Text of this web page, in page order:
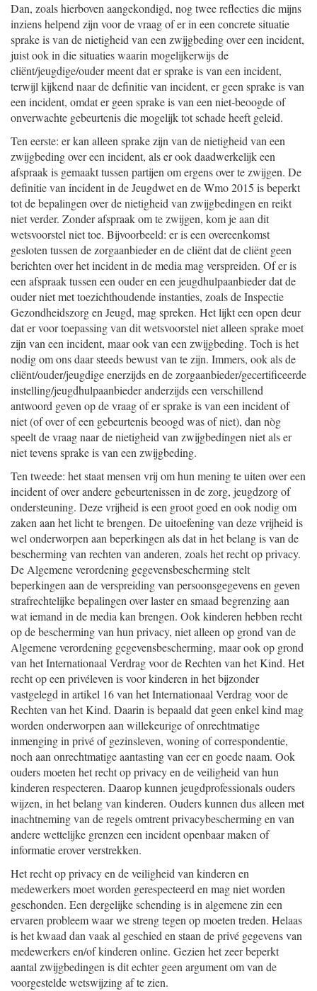
Dan, zoals hierboven aangekondigd, nog twee reflecties die mijns
inziens helpend zijn voor de vraag of er in een concrete situatie
sprake is van de nietigheid van een zwijgbeding over een incident,
juist ook in die situaties waarin mogelijkerwijs de
cliënt/jeugdige/ouder meent dat er sprake is van een incident,
terwijl kijkend naar de definitie van incident, er geen sprake is van
een incident, omdat er geen sprake is van een niet-beoogde of
onverwachte gebeurtenis die mogelijk tot schade heeft geleid.
Ten eerste: er kan alleen sprake zijn van de nietigheid van een
zwijgbeding over een incident, als er ook daadwerkelijk een
afspraak is gemaakt tussen partijen om ergens over te zwijgen. De
definitie van incident in de Jeugdwet en de Wmo 2015 is beperkt
tot de bepalingen over de nietigheid van zwijgbedingen en reikt
niet verder. Zonder afspraak om te zwijgen, kom je aan dit
wetsvoorstel niet toe. Bijvoorbeeld: er is een overeenkomst
gesloten tussen de zorgaanbieder en de cliënt dat de cliënt geen
berichten over het incident in de media mag verspreiden. Of er is
een afspraak tussen een ouder en een jeugdhulpaanbieder dat de
ouder niet met toezichthoudende instanties, zoals de Inspectie
Gezondheidszorg en Jeugd, mag spreken. Het lijkt een open deur
dat er voor toepassing van dit wetsvoorstel niet alleen sprake moet
zijn van een incident, maar ook van een zwijgbeding. Toch is het
nodig om ons daar steeds bewust van te zijn. Immers, ook als de
cliënt/ouder/jeugdige enerzijds en de zorgaanbieder/gecertificeerde
instelling/jeugdhulpaanbieder anderzijds een verschillend
antwoord geven op de vraag of er sprake is van een incident of
niet (of over of een gebeurtenis beoogd was of niet), dan nòg
speelt de vraag naar de nietigheid van zwijgbedingen niet als er
niet tevens sprake is van een zwijgbeding.
Ten tweede: het staat mensen vrij om hun mening te uiten over een
incident of over andere gebeurtenissen in de zorg, jeugdzorg of
ondersteuning. Deze vrijheid is een groot goed en ook nodig om
zaken aan het licht te brengen. De uitoefening van deze vrijheid is
wel onderworpen aan beperkingen als dat in het belang is van de
bescherming van rechten van anderen, zoals het recht op privacy.
De Algemene verordening gegevensbescherming stelt
beperkingen aan de verspreiding van persoonsgegevens en geven
strafrechtelijke bepalingen over laster en smaad begrenzing aan
wat iemand in de media kan brengen. Ook kinderen hebben recht
op de bescherming van hun privacy, niet alleen op grond van de
Algemene verordening gegevensbescherming, maar ook op grond
van het Internationaal Verdrag voor de Rechten van het Kind. Het
recht op een privéleven is voor kinderen in het bijzonder
vastgelegd in artikel 16 van het Internationaal Verdrag voor de
Rechten van het Kind. Daarin is bepaald dat geen enkel kind mag
worden onderworpen aan willekeurige of onrechtmatige
inmenging in privé of gezinsleven, woning of correspondentie,
noch aan onrechtmatige aantasting van eer en goede naam. Ook
ouders moeten het recht op privacy en de veiligheid van hun
kinderen respecteren. Daarop kunnen jeugdprofessionals ouders
wijzen, in het belang van kinderen. Ouders kunnen dus alleen met
inachtneming van de regels omtrent privacybescherming en van
andere wettelijke grenzen een incident openbaar maken of
informatie erover verstrekken.
Het recht op privacy en de veiligheid van kinderen en
medewerkers moet worden gerespecteerd en mag niet worden
geschonden. Een dergelijke schending is in algemene zin een
ervaren probleem waar we streng tegen op moeten treden. Helaas
is het kwaad dan vaak al geschied en staan de privé gegevens van
medewerkers en/of kinderen online. Gezien het zeer beperkt
aantal zwijgbedingen is dit echter geen argument om van de
voorgestelde wetswijzing af te zien.